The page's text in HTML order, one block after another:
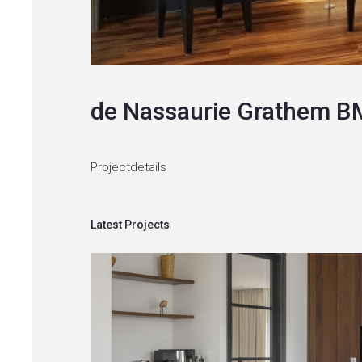
de Nassaurie Grathem
Projectdetails
Latest Projects